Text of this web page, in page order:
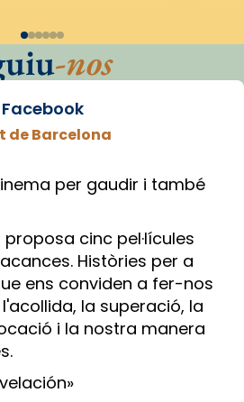
-nos
Facebook
de Barcelona
per gaudir i també
proposa cinc pel·lícules
Històries per a
ens conviden a fer-nos
la superació, la
i la nostra manera